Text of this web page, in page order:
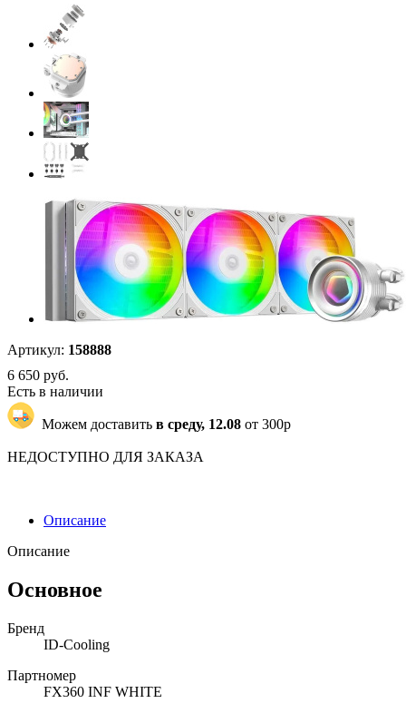
Артикул: 158888
6 650 руб.
Есть в наличии
Можем доставить в среду, 12.08 от 300р
НЕДОСТУПНО ДЛЯ ЗАКАЗА
Описание
Описание
Основное
Бренд
ID-Cooling
Партномер
FX360 INF WHITE